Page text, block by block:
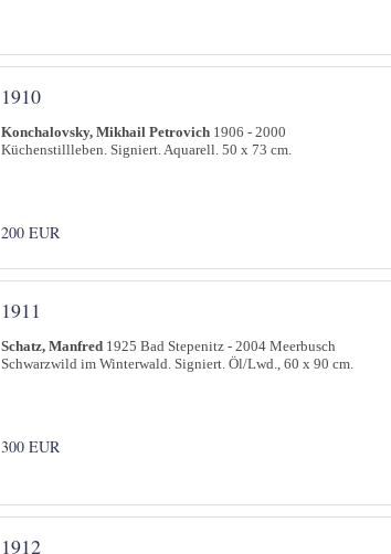
1910
Konchalovsky, Mikhail Petrovich 1906 - 2000
Küchenstillleben. Signiert. Aquarell. 50 x 73 cm.
200 EUR
1911
Schatz, Manfred 1925 Bad Stepenitz - 2004 Meerbusch
Schwarzwild im Winterwald. Signiert. Öl/Lwd., 60 x 90 cm.
300 EUR
1912